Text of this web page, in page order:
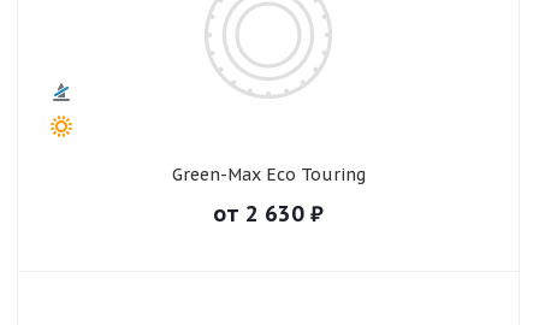
Green-Max Eco Touring
от 2 630 ₽